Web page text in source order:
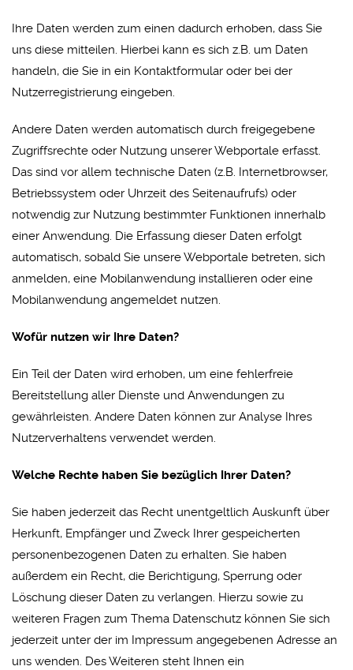
Ihre Daten werden zum einen dadurch erhoben, dass Sie
uns diese mitteilen. Hierbei kann es sich z.B. um Daten
handeln, die Sie in ein Kontaktformular oder bei der
Nutzerregistrierung eingeben.
Andere Daten werden automatisch durch freigegebene
Zugriffsrechte oder Nutzung unserer Webportale erfasst.
Das sind vor allem technische Daten (z.B. Internetbrowser,
Betriebssystem oder Uhrzeit des Seitenaufrufs) oder
notwendig zur Nutzung bestimmter Funktionen innerhalb
einer Anwendung. Die Erfassung dieser Daten erfolgt
automatisch, sobald Sie unsere Webportale betreten, sich
anmelden, eine Mobilanwendung installieren oder eine
Mobilanwendung angemeldet nutzen.
Wofür nutzen wir Ihre Daten?
Ein Teil der Daten wird erhoben, um eine fehlerfreie
Bereitstellung aller Dienste und Anwendungen zu
gewährleisten. Andere Daten können zur Analyse Ihres
Nutzerverhaltens verwendet werden.
Welche Rechte haben Sie bezüglich Ihrer Daten?
Sie haben jederzeit das Recht unentgeltlich Auskunft über
Herkunft, Empfänger und Zweck Ihrer gespeicherten
personenbezogenen Daten zu erhalten. Sie haben
außerdem ein Recht, die Berichtigung, Sperrung oder
Löschung dieser Daten zu verlangen. Hierzu sowie zu
weiteren Fragen zum Thema Datenschutz können Sie sich
jederzeit unter der im Impressum angegebenen Adresse an
uns wenden. Des Weiteren steht Ihnen ein